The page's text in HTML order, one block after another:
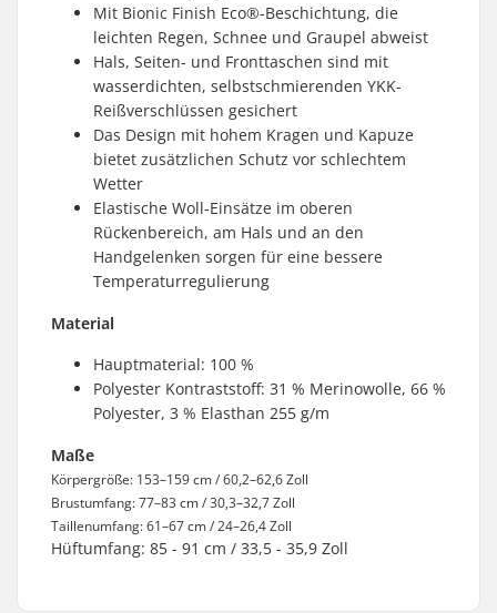
Mit Bionic Finish Eco®-Beschichtung, die
leichten Regen, Schnee und Graupel abweist
Hals, Seiten- und Fronttaschen sind mit
wasserdichten, selbstschmierenden YKK-
Reißverschlüssen gesichert
Das Design mit hohem Kragen und Kapuze
bietet zusätzlichen Schutz vor schlechtem
Wetter
Elastische Woll-Einsätze im oberen
Rückenbereich, am Hals und an den
Handgelenken sorgen für eine bessere
Temperaturregulierung
Material
Hauptmaterial: 100 %
Polyester Kontraststoff: 31 % Merinowolle, 66 %
Polyester, 3 % Elasthan 255 g/m
Maße
Körpergröße: 153–159 cm / 60,2–62,6 Zoll
Brustumfang: 77–83 cm / 30,3–32,7 Zoll
Taillenumfang: 61–67 cm / 24–26,4 Zoll
Hüftumfang: 85 - 91 cm / 33,5 - 35,9 Zoll